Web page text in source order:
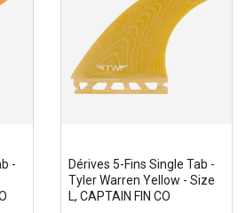
-
Dérives 5-Fins Single Tab -
Tyler Warren Yellow - Size
L, CAPTAIN FIN CO